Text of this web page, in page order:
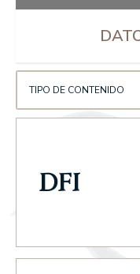
TIPO DE CONTENIDO
DFI